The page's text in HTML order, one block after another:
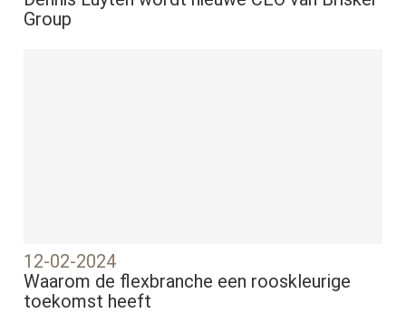
Group
12-02-2024
Waarom de flexbranche een rooskleurige
toekomst heeft